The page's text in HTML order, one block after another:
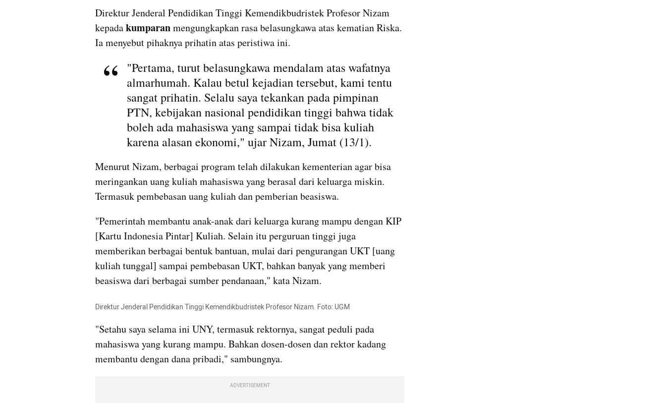
Direktur Jenderal Pendidikan Tinggi Kemendikbudristek Profesor Nizam
kepada kumparan mengungkapkan rasa belasungkawa atas kematian Riska.
Ia menyebut pihaknya prihatin atas peristiwa ini.
"Pertama, turut belasungkawa mendalam atas wafatnya
almarhumah. Kalau betul kejadian tersebut, kami tentu
sangat prihatin. Selalu saya tekankan pada pimpinan
PTN, kebijakan nasional pendidikan tinggi bahwa tidak
boleh ada mahasiswa yang sampai tidak bisa kuliah
karena alasan ekonomi," ujar Nizam, Jumat (13/1).
Menurut Nizam, berbagai program telah dilakukan kementerian agar bisa
meringankan uang kuliah mahasiswa yang berasal dari keluarga miskin.
Termasuk pembebasan uang kuliah dan pemberian beasiswa.
"Pemerintah membantu anak-anak dari keluarga kurang mampu dengan KIP
[Kartu Indonesia Pintar] Kuliah. Selain itu perguruan tinggi juga
memberikan berbagai bentuk bantuan, mulai dari pengurangan UKT [uang
kuliah tunggal] sampai pembebasan UKT, bahkan banyak yang memberi
beasiswa dari berbagai sumber pendanaan," kata Nizam.
Direktur Jenderal Pendidikan Tinggi Kemendikbudristek Profesor Nizam. Foto: UGM
"Setahu saya selama ini UNY, termasuk rektornya, sangat peduli pada
mahasiswa yang kurang mampu. Bahkan dosen-dosen dan rektor kadang
membantu dengan dana pribadi," sambungnya.
ADVERTISEMENT